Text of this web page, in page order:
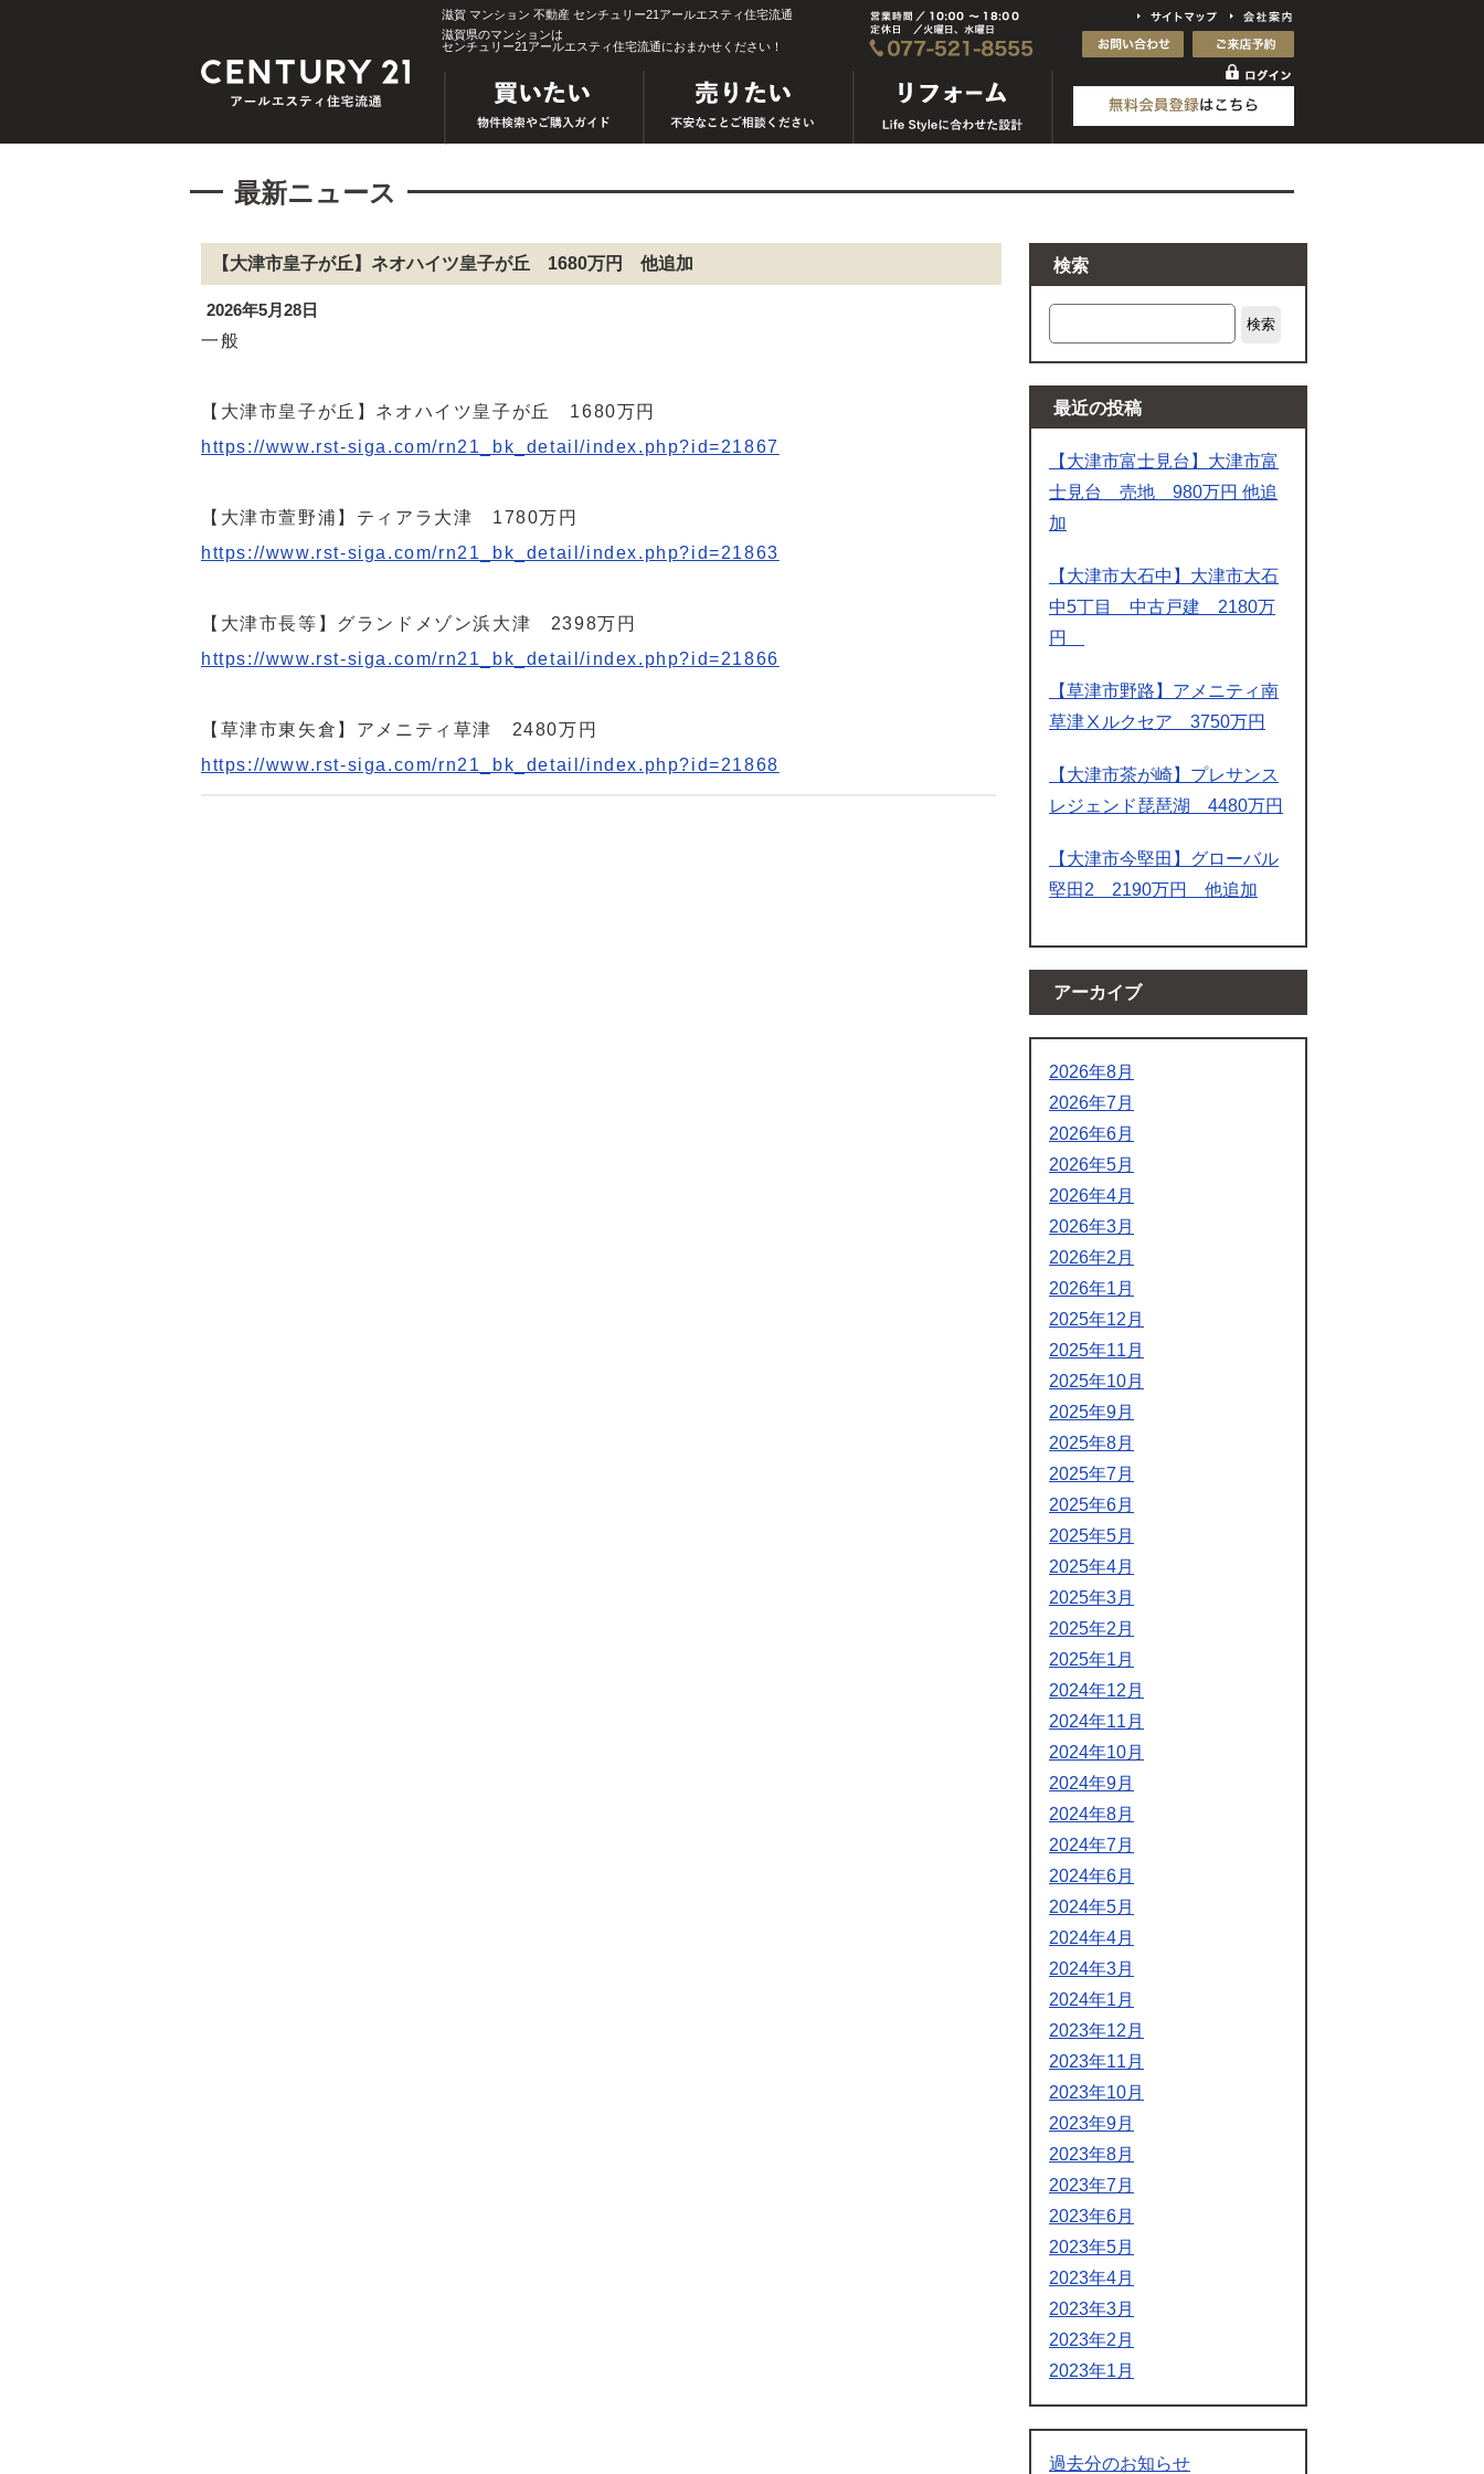
滋賀 マンション 不動産 センチュリー21アールエスティ住宅流通
滋賀県のマンションは
センチュリー21アールエスティ住宅流通におまかせください！
最新ニュース
【大津市皇子が丘】ネオハイツ皇子が丘 1680万円 他追加
2026年5月28日
一般
【大津市皇子が丘】ネオハイツ皇子が丘 1680万円
https://www.rst-siga.com/rn21_bk_detail/index.php?id=21867
【大津市萱野浦】ティアラ大津 1780万円
https://www.rst-siga.com/rn21_bk_detail/index.php?id=21863
【大津市長等】グランドメゾン浜大津 2398万円
https://www.rst-siga.com/rn21_bk_detail/index.php?id=21866
【草津市東矢倉】アメニティ草津 2480万円
https://www.rst-siga.com/rn21_bk_detail/index.php?id=21868
検索
検索
最近の投稿
【大津市富士見台】大津市富
士見台 売地 980万円 他追
加
【大津市大石中】大津市大石
中5丁目 中古戸建 2180万
円
【草津市野路】アメニティ南
草津Ⅹルクセア 3750万円
【大津市茶が崎】プレサンス
レジェンド琵琶湖 4480万円
【大津市今堅田】グローバル
堅田2 2190万円 他追加
アーカイブ
2026年8月
2026年7月
2026年6月
2026年5月
2026年4月
2026年3月
2026年2月
2026年1月
2025年12月
2025年11月
2025年10月
2025年9月
2025年8月
2025年7月
2025年6月
2025年5月
2025年4月
2025年3月
2025年2月
2025年1月
2024年12月
2024年11月
2024年10月
2024年9月
2024年8月
2024年7月
2024年6月
2024年5月
2024年4月
2024年3月
2024年1月
2023年12月
2023年11月
2023年10月
2023年9月
2023年8月
2023年7月
2023年6月
2023年5月
2023年4月
2023年3月
2023年2月
2023年1月
過去分のお知らせ